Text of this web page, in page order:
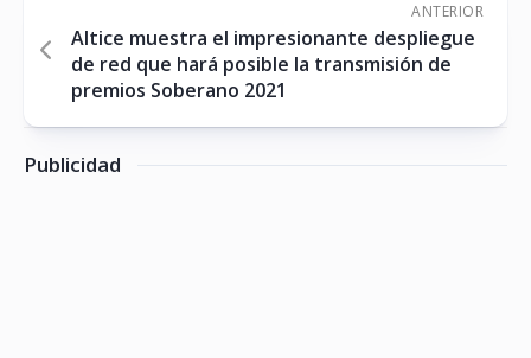
ANTERIOR
Altice muestra el impresionante despliegue
de red que hará posible la transmisión de
premios Soberano 2021
Publicidad